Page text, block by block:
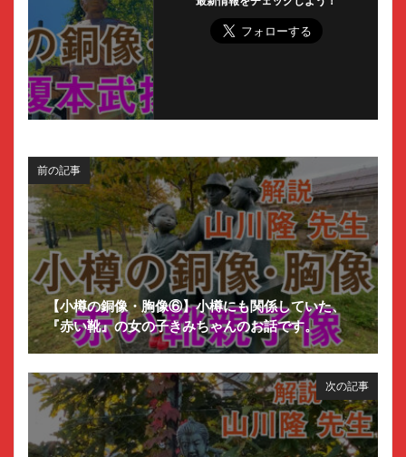
前の記事
【小樽の銅像・胸像⑥】小樽にも関係していた、
『赤い靴』の女の子きみちゃんのお話です。
次の記事